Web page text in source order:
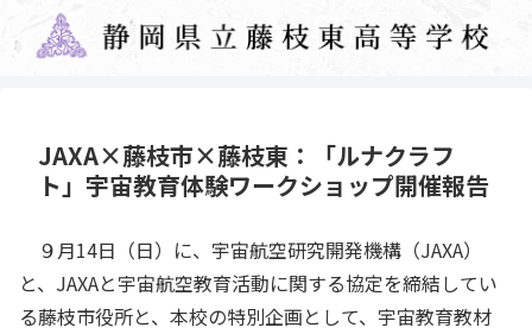
JAXA×藤枝市×藤枝東：「ルナクラフ
ト」宇宙教育体験ワークショップ開催報告
９月14日（日）に、宇宙航空研究開発機構（JAXA）
と、JAXAと宇宙航空教育活動に関する協定を締結してい
る藤枝市役所と、本校の特別企画として、宇宙教育教材